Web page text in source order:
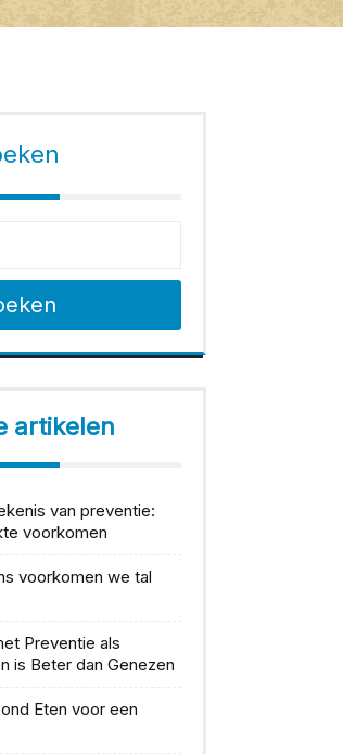
artikelen
van preventie:
voorkomen
voorkomen we tal
Preventie als
is Beter dan Genezen
Eten voor een